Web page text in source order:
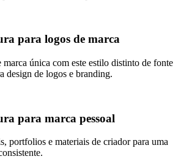
para logos de marca
única com este estilo distinto de fonte
design de logos e branding.
para marca pessoal
portfolios e materiais de criador para uma